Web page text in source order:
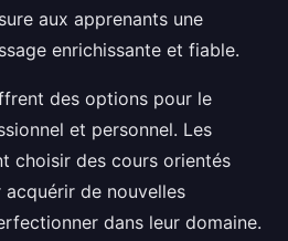
aux apprenants une
enrichissante et fiable.
des options pour le
et personnel. Les
choisir des cours orientés
de nouvelles
dans leur domaine.